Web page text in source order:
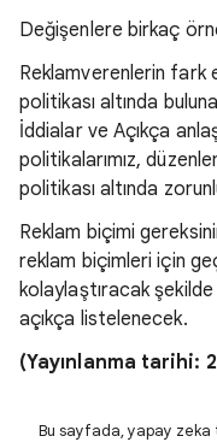
Değişenlere birkaç
Reklamverenlerin fark
politikası altında
İddialar ve Açıkça
politikalarımız,
politikası altında
Reklam biçimi
reklam biçimleri için
kolaylaştıracak
açıkça listelenecek.
(Yayınlanma tarihi:
Bu sayfada, yapay zeka